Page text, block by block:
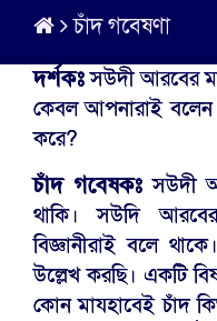
চাঁদ গবেষণা
দর্শকঃসউদী আরবের
কেবল আপনারাই
করে?
চাঁদ গবেষকঃ সউদী
থাকি। সউদি
বিজ্ঞানীরাই বলে
উল্লেখ করছি। একটি
কোন মাযহাবেই চাঁদ